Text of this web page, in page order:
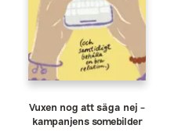
Vuxen nog att säga nej –
kampanjens somebilder